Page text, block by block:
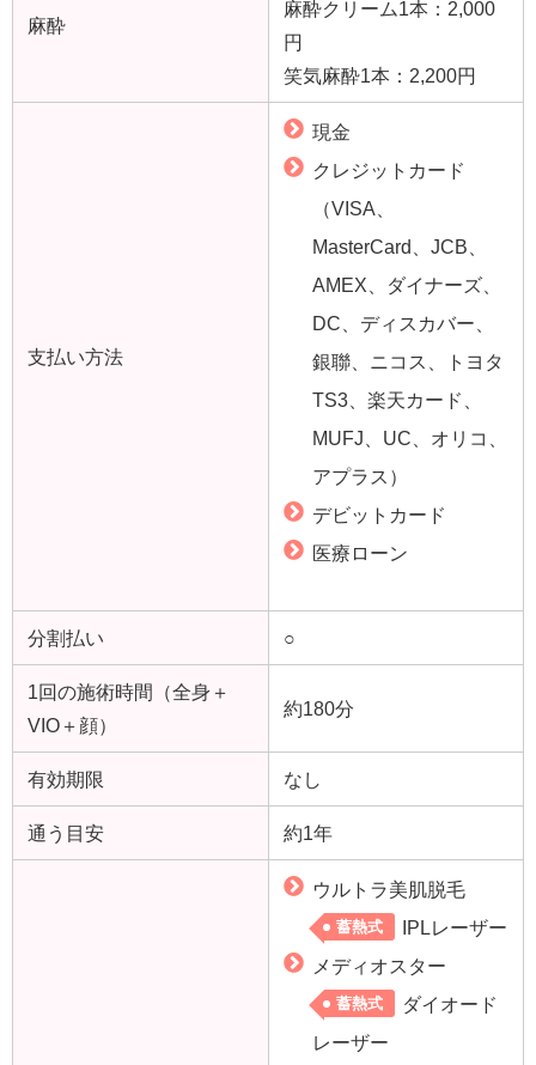
麻酔
麻酔クリーム1本：2,000
円
笑気麻酔1本：2,200円
支払い方法
現金
クレジットカード
（VISA、
MasterCard、JCB、
AMEX、ダイナーズ、
DC、ディスカバー、
銀聯、ニコス、トヨタ
TS3、楽天カード、
MUFJ、UC、オリコ、
アプラス）
デビットカード
医療ローン
分割払い ○
1回の施術時間（全身＋
VIO＋顔）
約180分
有効期限 なし
通う目安 約1年
ウルトラ美肌脱毛
蓄熱式
IPLレーザー
メディオスター
蓄熱式
ダイオード
レーザー